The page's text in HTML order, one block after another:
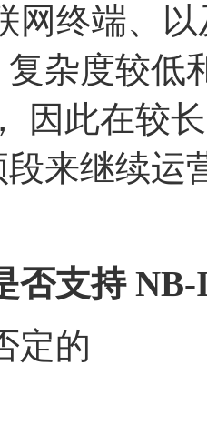
网终端、
复杂度较
因此在较
来继续运
否支持NB-
的